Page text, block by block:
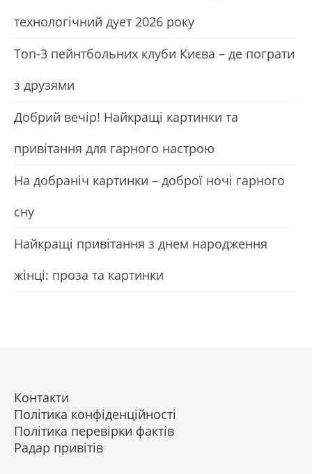
технологічний дует 2026 року
Топ-3 пейнтбольних клуби Києва – де пограти
з друзями
Добрий вечір! Найкращі картинки та
привітання для гарного настрою
На добраніч картинки – доброї ночі гарного
сну
Найкращі привітання з днем народження
жінці: проза та картинки
Контакти
Політика конфіденційності
Політика перевірки фактів
Радар привітів